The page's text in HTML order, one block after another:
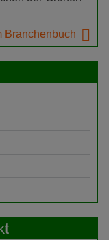
Branchenbuch